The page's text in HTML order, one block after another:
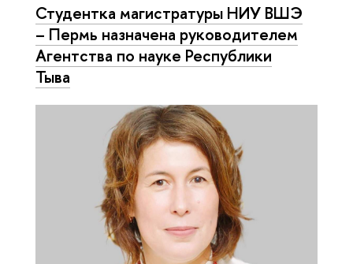
Студентка магистратуры НИУ ВШЭ
– Пермь назначена руководителем
Агентства по науке Республики
Тыва